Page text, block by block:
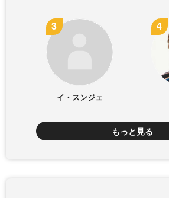
イ・スンジェ
もっと見る